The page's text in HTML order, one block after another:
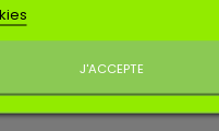
AVIS À PROPOS DU
J'ACCEPTE
Ne plus